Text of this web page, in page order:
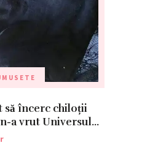
să încerc chiloții
a vrut Universul…